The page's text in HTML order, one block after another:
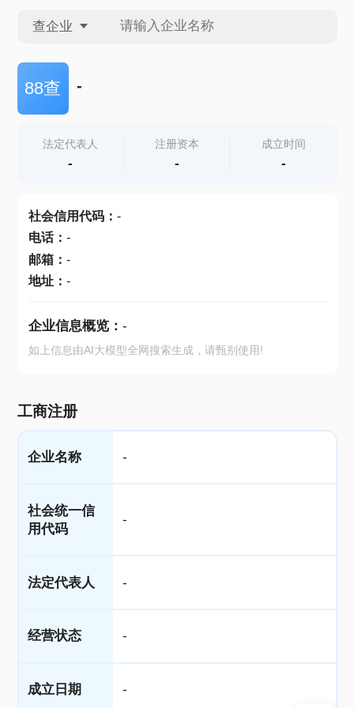
查企业
查企业
查产地
88查 -
法定代表人
-
注册资本
-
成立时间
-
社会信用代码： -
电话： -
邮箱： -
地址： -
企业信息概览： -
如上信息由AI大模型全网搜索生成，请甄别使用!
工商注册
企业名称 -
社会统一信
用代码
-
法定代表人 -
经营状态 -
成立日期 -